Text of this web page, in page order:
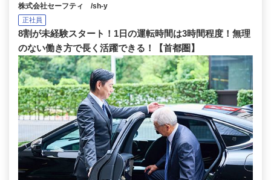
株式会社セーフティ /sh-y
正社員
8割が未経験スタート！1日の運転時間は3時間程度！無理
のない働き方で長く活躍できる！【首都圏】